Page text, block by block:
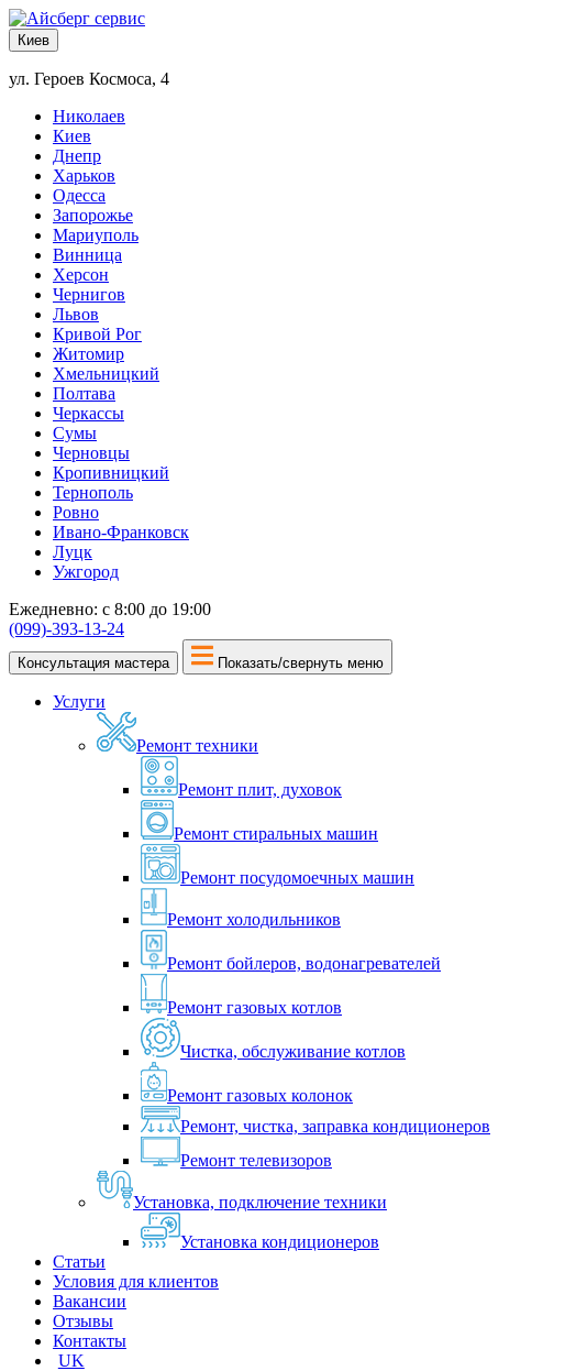
Киев
ул. Героев Космоса, 4
Николаев
Киев
Днепр
Харьков
Одесса
Запорожье
Мариуполь
Винница
Херсон
Чернигов
Львов
Кривой Рог
Житомир
Хмельницкий
Полтава
Черкассы
Сумы
Черновцы
Кропивницкий
Тернополь
Ровно
Ивано-Франковск
Луцк
Ужгород
Ежедневно: с 8:00 до 19:00
(099)-393-13-24
Консультация мастера Показать/свернуть меню
Услуги
Ремонт техники
Ремонт плит, духовок
Ремонт стиральных машин
Ремонт посудомоечных машин
Ремонт холодильников
Ремонт бойлеров, водонагревателей
Ремонт газовых котлов
Чистка, обслуживание котлов
Ремонт газовых колонок
Ремонт, чистка, заправка кондиционеров
Ремонт телевизоров
Установка, подключение техники
Установка кондиционеров
Статьи
Условия для клиентов
Вакансии
Отзывы
Контакты
UK